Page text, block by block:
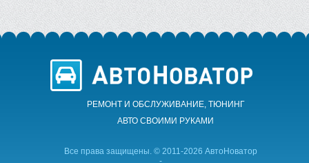
РЕМОНТ И ОБСЛУЖИВАНИЕ, ТЮНИНГ
АВТО CВОИМИ РУКАМИ
Все права защищены. © 2011-2026 АвтоНоватор
-